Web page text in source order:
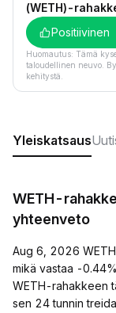
(WETH)-
Positiivinen
Huomautus: Tämä
taloudellinen neuvo.
kehitystä.
Yleiskatsaus
WETH-
yhteenveto
Aug 6, 2026
mikä vastaa -
WETH-rahakkeen
sen 24 tunnin